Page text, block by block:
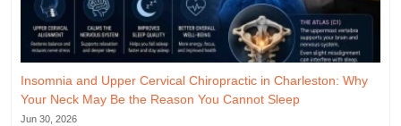
Insomnia and Upper Cervical Chiropractic in Charleston: Why
Your Neck May Be the Reason You Cannot Sleep
Jun 30, 2026